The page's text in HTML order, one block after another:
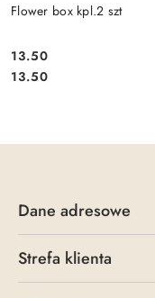
Flower box kpl.2 szt
Cena:
13.50
Cena:
13.50
Dane adresowe
Strefa klienta